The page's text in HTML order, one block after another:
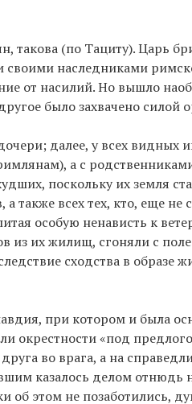
такова (по Тациту). Царь
своими наследниками
от насилий. Но вышло
было захвачено силой
далее, у всех видных
а с
поскольку их земля
также всех тех, кто, еще не
особую ненависть к
из их жилищ, сгоняли с
сходства в образе
при котором и была
окрестности «под
во врага, а на
казалось делом
этом не позаботились,